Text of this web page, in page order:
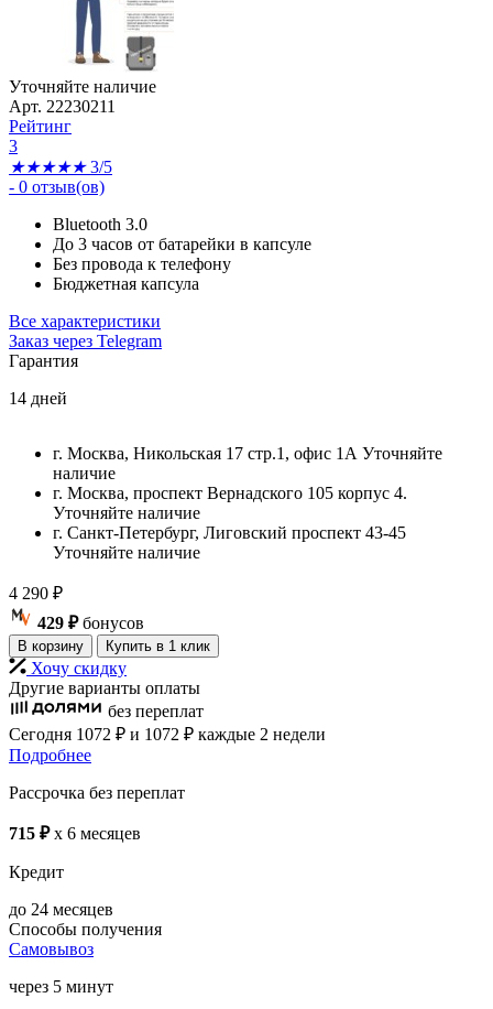
Уточняйте наличие
Арт. 22230211
Рейтинг
3
★★★★★ 3/5
- 0 отзыв(ов)
Bluetooth 3.0
До 3 часов от батарейки в капсуле
Без провода к телефону
Бюджетная капсула
Все характеристики
Заказ через Telegram
Гарантия
14 дней
г. Москва, Никольская 17 стр.1, офис 1А Уточняйте
наличие
г. Москва, проспект Вернадского 105 корпус 4.
Уточняйте наличие
г. Санкт-Петербург, Лиговский проспект 43-45
Уточняйте наличие
4 290 ₽
429 ₽бонусов
В корзину Купить в 1 клик
Хочу скидку
Другие варианты оплаты
без переплат
Сегодня 1072 ₽ и 1072 ₽ каждые 2 недели
Подробнее
Рассрочка без переплат
715 ₽x 6 месяцев
Кредит
до 24 месяцев
Способы получения
Самовывоз
через 5 минут